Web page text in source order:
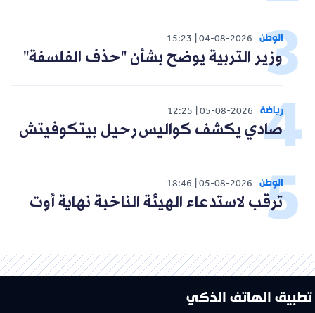
الوطن 04-08-2026
15:23
وزير التربية يوضح بشأن "حذف الفلسفة"
رياضة 05-08-2026
12:25
صادي يكشف كواليس رحيل بيتكوفيتش
الوطن 05-08-2026
18:46
ترقب لاستدعاء الهيئة الناخبة نهاية أوت
تطبيق الهاتف الذكي